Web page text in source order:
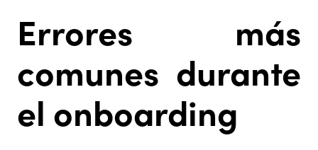
Errores más
comunes durante
el onboarding